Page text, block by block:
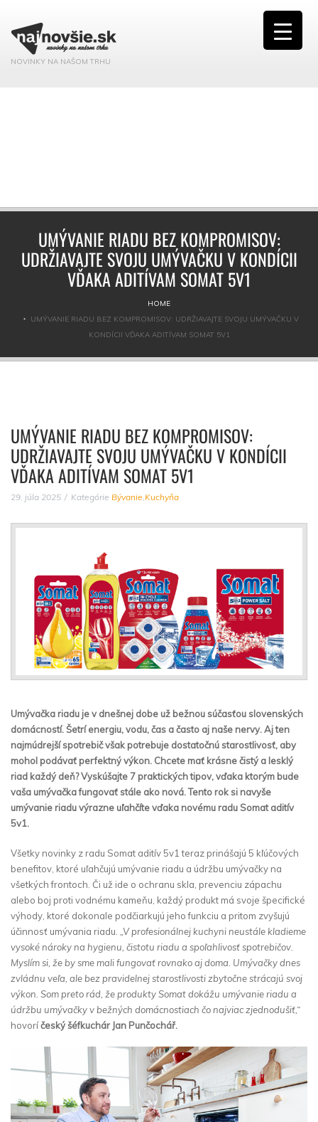
NOVINKY NA NAŠOM TRHU
UMÝVANIE RIADU BEZ KOMPROMISOV:
UDRŽIAVAJTE SVOJU UMÝVAČKU V KONDÍCII
VĎAKA ADITÍVAM SOMAT 5V1
HOME
UMÝVANIE RIADU BEZ KOMPROMISOV: UDRŽIAVAJTE SVOJU UMÝVAČKU V
KONDÍCII VĎAKA ADITÍVAM SOMAT 5V1
UMÝVANIE RIADU BEZ KOMPROMISOV:
UDRŽIAVAJTE SVOJU UMÝVAČKU V KONDÍCII
VĎAKA ADITÍVAM SOMAT 5V1
29. júla 2025 Kategórie Bývanie,Kuchyňa
Umývačka riadu je v dnešnej dobe už bežnou súčasťou slovenských
domácností. Šetrí energiu, vodu, čas a často aj naše nervy. Aj ten
najmúdrejší spotrebič však potrebuje dostatočnú starostlivosť, aby
mohol podávať perfektný výkon. Chcete mať krásne čistý a lesklý
riad každý deň? Vyskúšajte 7 praktických tipov, vďaka ktorým bude
vaša umývačka fungovať stále ako nová. Tento rok si navyše
umývanie riadu výrazne uľahčíte vďaka novému radu Somat aditív
5v1.
Všetky novinky z radu Somat aditív 5v1 teraz prinášajú 5 kľúčových
benefitov, ktoré uľahčujú umývanie riadu a údržbu umývačky na
všetkých frontoch. Či už ide o ochranu skla, prevenciu zápachu
alebo boj proti vodnému kameňu, každý produkt má svoje špecifické
výhody, ktoré dokonale podčiarkujú jeho funkciu a pritom zvyšujú
účinnosť umývania riadu.
„V profesionálnej kuchyni neustále kladieme
vysoké nároky na hygienu, čistotu riadu a spoľahlivosť spotrebičov.
Myslím si, že by sme mali fungovať rovnako aj doma. Umývačky dnes
zvládnu veľa, ale bez pravidelnej starostlivosti zbytočne strácajú svoj
výkon. Som preto rád, že produkty Somat dokážu umývanie riadu a
údržbu umývačky v bežných domácnostiach čo najviac zjednodušiť,“
hovoríčeský šéfkuchár Jan Punčochář.